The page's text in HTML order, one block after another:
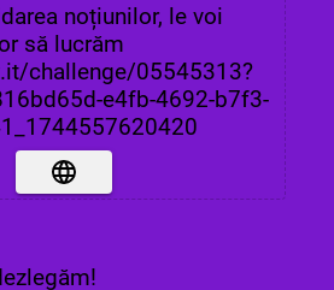
noțiunilor, le voi
să lucrăm
challenge/05545313?
e4fb-4692-b7f3-